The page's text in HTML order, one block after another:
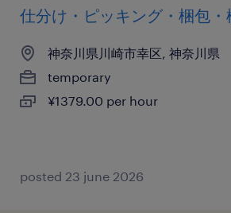
仕分け・ピッキング・梱包・
神奈川県川崎市幸区, 神奈川県
temporary
¥1379.00 per hour
posted 23 june 2026